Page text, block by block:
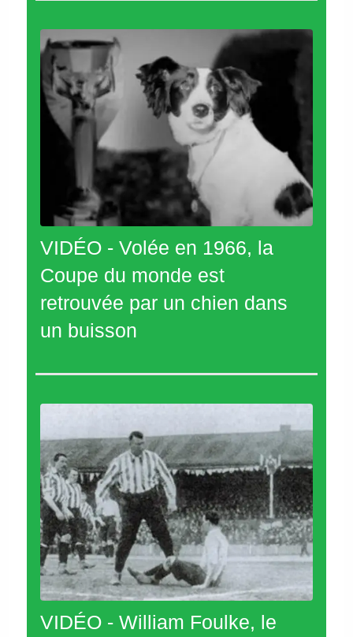
VIDÉO - Volée en 1966, la
Coupe du monde est
retrouvée par un chien dans
un buisson
VIDÉO - William Foulke, le